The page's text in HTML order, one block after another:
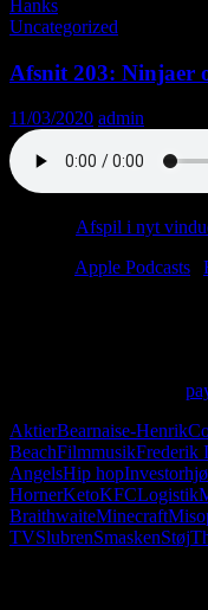
Hanks
Uncategorized
Afsnit 203: Ninjaer
11/03/2020 admin
Afspil i nyt
Apple Podcasts
AktierBearnaise-Henrik
BeachFilmmusikFrederik
AngelsHip hop
HornerKetoKFCLogistik
BraithwaiteMinecraft
TVSlubrenSmaskenStøj